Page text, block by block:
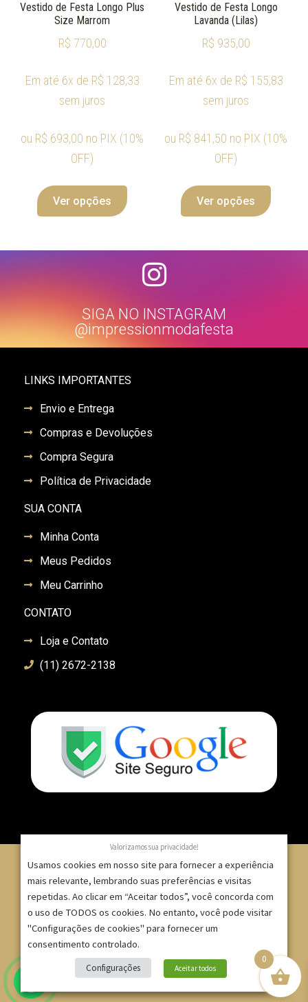
Vestido de Festa Longo Plus
Size Marrom
R$ 770,00
Em até 6x de R$ 128,33
sem juros
ou R$ 693,00 no PIX (10%
OFF)
Ver opções
Vestido de Festa Longo
Lavanda (Lilas)
R$ 935,00
Em até 6x de R$ 155,83
sem juros
ou R$ 841,50 no PIX (10%
OFF)
Ver opções
SIGA NO INSTAGRAM
@impressionmodafesta
LINKS IMPORTANTES
Envio e Entrega
Compras e Devoluções
Compra Segura
Política de Privacidade
SUA CONTA
Minha Conta
Meus Pedidos
Meu Carrinho
CONTATO
Loja e Contato
(11) 2672-2138
© 2007 – 2025 – ImpressionModaFesta | Rua Serra de
Japi, 1332 – Tatuapé – São Paulo/SP – CNPJ:
09.271.257/0001-52 |
Site criado por Bruno Gontijo
0
Valorizamos sua privacidade!
Usamos cookies em nosso site para fornecer a experiência
mais relevante, lembrando suas preferências e visitas
repetidas. Ao clicar em “Aceitar todos”, você concorda com
o uso de TODOS os cookies. No entanto, você pode visitar
"Configurações de cookies" para fornecer um
consentimento controlado.
Configurações Aceitar todos